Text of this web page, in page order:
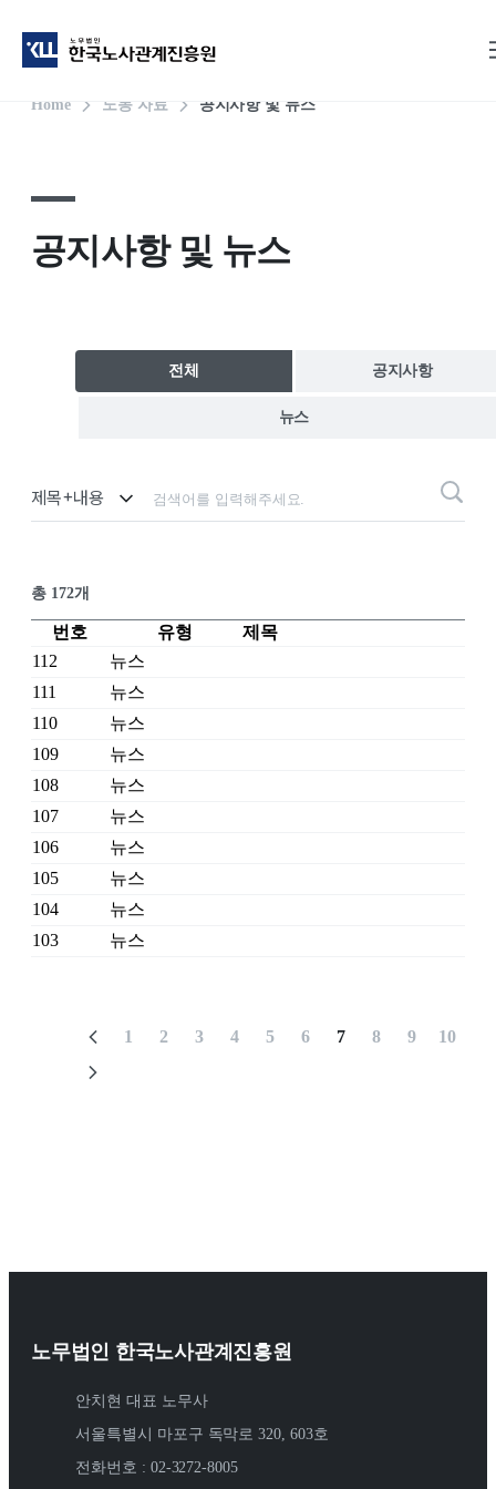
Home 노동 자료 공지사항 및 뉴스
공지사항 및 뉴스
전체 공지사항
뉴스
총 172개
번호 유형
제목
112
뉴스
111 뉴스
110 뉴스
109 뉴스
108 뉴스
107 뉴스
106 뉴스
105 뉴스
104 뉴스
103 뉴스
1 2 3 4 5 6 7 8 9 10
노무법인 한국노사관계진흥원
안치현 대표 노무사
서울특별시 마포구 독막로 320, 603호
전화번호 : 02-3272-8005